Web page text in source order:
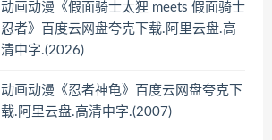
动画动漫《假面骑士太狸 meets 假面骑士
忍者》百度云网盘夸克下载.阿里云盘.高
清中字.(2026)
动画动漫《忍者神龟》百度云网盘夸克下
载.阿里云盘.高清中字.(2007)